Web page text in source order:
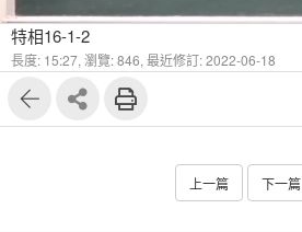
特相16-1-2
長度: 15:27, 瀏覽: 846, 最近修訂: 2022-06-18
上一篇 下一篇